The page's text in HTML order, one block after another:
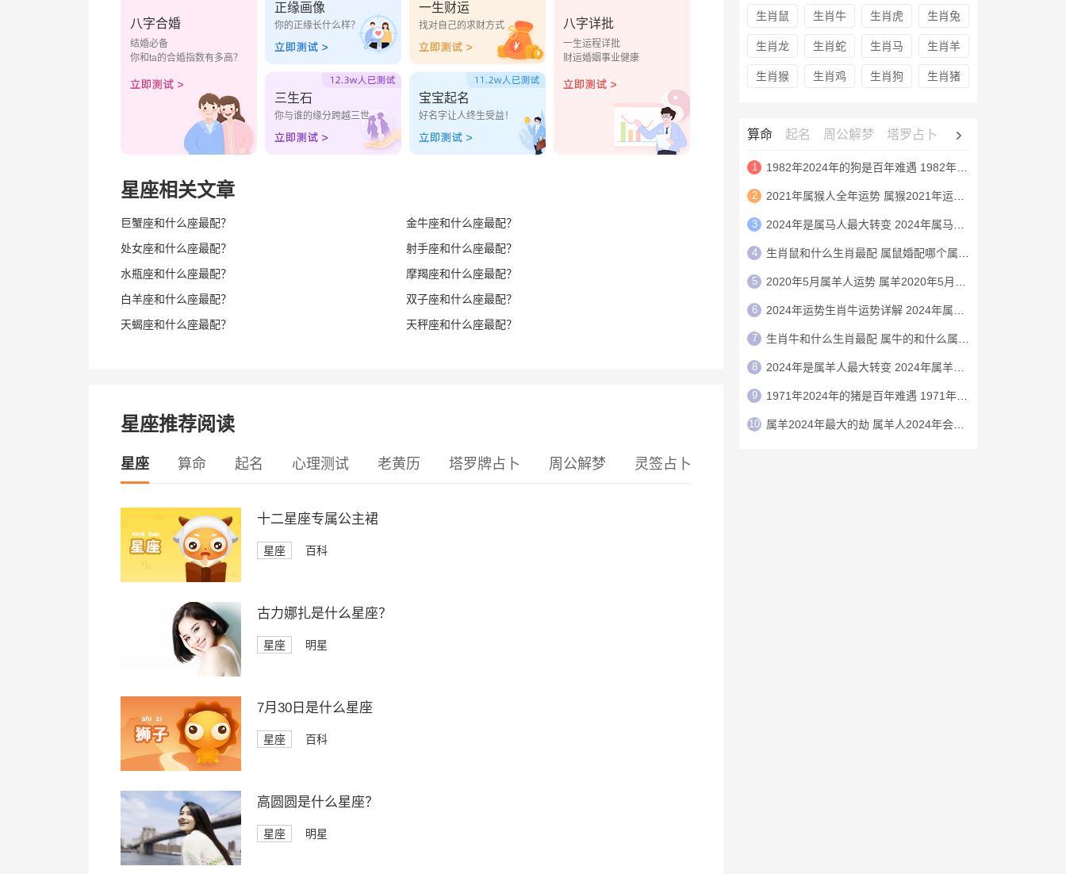
八字合婚
结婚必备
你和ta的合婚指数有多高？
正缘画像
你的正缘长什么样？
一生财运
找对自己的求财方式
三生石
你与谁的缘分跨越三世
宝宝起名
好名字让人终生受益！
八字详批
一生运程详批
财运婚姻事业健康
星座相关文章
巨蟹座和什么座最配？
金牛座和什么座最配？
处女座和什么座最配？
射手座和什么座最配？
水瓶座和什么座最配？
摩羯座和什么座最配？
白羊座和什么座最配？
双子座和什么座最配？
天蝎座和什么座最配？
天秤座和什么座最配？
星座推荐阅读
星座 算命 起名 心理测试 老黄历 塔罗牌占卜 周公解梦 灵签占卜
十二星座专属公主裙
星座 百科
古力娜扎是什么星座？
星座 明星
7月30日是什么星座
星座 百科
高圆圆是什么星座？
星座 明星
生肖鼠 生肖牛 生肖虎 生肖兔
生肖龙 生肖蛇 生肖马 生肖羊
生肖猴 生肖鸡 生肖狗 生肖猪
算命 起名 周公解梦 塔罗占卜 心理测试
1 1982年2024年的狗是百年难遇 1982年的狗在2024年怎么样
2 2021年属猴人全年运势 属猴2021年运势及运程
3 2024年是属马人最大转变 2024年属马人的全年运势
4 生肖鼠和什么生肖最配 属鼠婚配哪个属相最好
5 2020年5月属羊人运势 属羊2020年5月运程
6 2024年运势生肖牛运势详解 2024年属牛人的全年运势详解
7 生肖牛和什么生肖最配 属牛的和什么属相最配
8 2024年是属羊人最大转变 2024年属羊人的全年运势
9 1971年2024年的猪是百年难遇 1971年2024年属猪人运势
10 属羊2024年最大的劫 属羊人2024年会有什么灾